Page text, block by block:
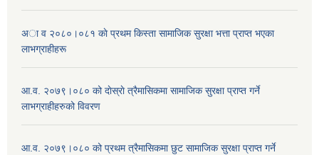
अा व २०८०।०८१ काे प्रथम किस्ता सामाजिक सुरक्षा भत्ता प्राप्त भएका
लाभग्राहीहरू
आ.व. २०७९।०८० को दाेस्राे त्रैमासिकमा सामाजिक सुरक्षा प्राप्त गर्ने
लाभग्राहीहरुको विवरण
आ.व. २०७९।०८० को प्रथम त्रैमासिकमा छुट सामाजिक सुरक्षा प्राप्त गर्ने